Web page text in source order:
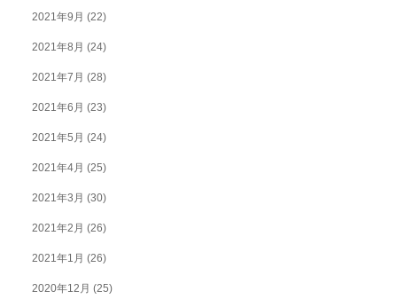
2021年9月 (22)
2021年8月 (24)
2021年7月 (28)
2021年6月 (23)
2021年5月 (24)
2021年4月 (25)
2021年3月 (30)
2021年2月 (26)
2021年1月 (26)
2020年12月 (25)